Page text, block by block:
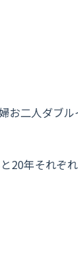
お二人ダブ
20年それぞ